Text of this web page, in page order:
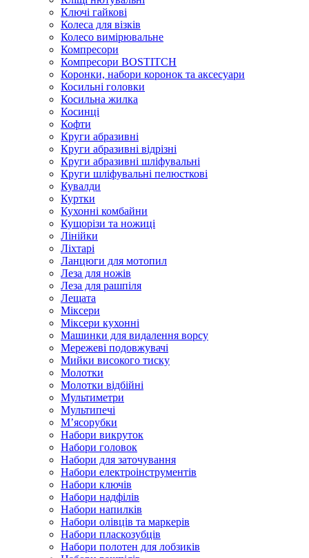
Ключі гайкові
Колеса для візків
Колесо вимірювальне
Компресори
Компресори BOSTITCH
Коронки, набори коронок та аксесуари
Косильні головки
Косильна жилка
Косинці
Кофти
Круги абразивні
Круги абразивні відрізні
Круги абразивні шліфувальні
Круги шліфувальні пелюсткові
Кувалди
Куртки
Кухонні комбайни
Кущорізи та ножиці
Лінійки
Ліхтарі
Ланцюги для мотопил
Леза для ножів
Леза для рашпіля
Лещата
Міксери
Міксери кухонні
Машинки для видалення ворсу
Мережеві подовжувачі
Мийки високого тиску
Молотки
Молотки відбійні
Мультиметри
Мультипечі
М’ясорубки
Набори викруток
Набори головок
Набори для заточування
Набори електроінструментів
Набори ключів
Набори надфілів
Набори напилків
Набори олівців та маркерів
Набори пласкозубців
Набори полотен для лобзиків